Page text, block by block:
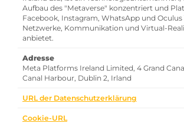
Aufbau des "Metaverse" konzentriert und
Facebook, Instagram, WhatsApp und Oculus
Netzwerke, Kommunikation und Virtual-
anbietet.
Adresse
Meta Platforms Ireland Limited, 4 Grand
Canal Harbour, Dublin 2, Irland
URL der Datenschutzerklärung
Cookie-URL